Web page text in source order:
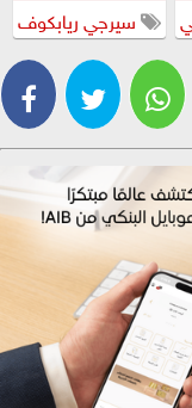
سيرجي ريابكوف